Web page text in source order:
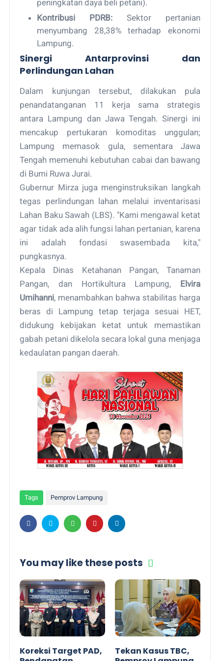
peningkatan daya beli petani).
Kontribusi PDRB: Sektor pertanian
menyumbang 28,38% terhadap ekonomi
Lampung.
Sinergi Antarprovinsi dan
Perlindungan Lahan
Dalam kunjungan tersebut, dilakukan pula
penandatanganan 11 kerja sama strategis
antara Lampung dan Jawa Tengah. Sinergi ini
mencakup pertukaran komoditas unggulan;
Lampung memasok gula, sementara Jawa
Tengah memenuhi kebutuhan cabai dan bawang
di Bumi Ruwa Jurai.
Gubernur Mirza juga menginstruksikan langkah
tegas perlindungan lahan melalui inventarisasi
Lahan Baku Sawah (LBS). "Kami mengawal ketat
agar tidak ada alih fungsi lahan pertanian, karena
ini adalah fondasi swasembada kita,"
pungkasnya.
Kepala Dinas Ketahanan Pangan, Tanaman
Pangan, dan Hortikultura Lampung, Elvira
Umihanni, menambahkan bahwa stabilitas harga
beras di Lampung tetap terjaga sesuai HET,
didukung kebijakan ketat untuk memastikan
gabah petani dikelola secara lokal guna menjaga
kedaulatan pangan daerah.
Tags Pemprov Lampung
You may like these posts
Koreksi Target PAD,
Tekan Kasus TBC,